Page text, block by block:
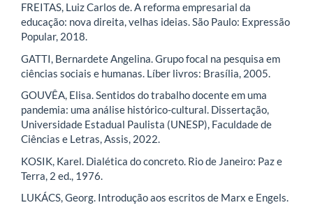
FREITAS, Luiz Carlos de. A reforma empresarial da
educação: nova direita, velhas ideias. São Paulo: Expressão
Popular, 2018.
GATTI, Bernardete Angelina. Grupo focal na pesquisa em
ciências sociais e humanas. Líber livros: Brasília, 2005.
GOUVÊA, Elisa. Sentidos do trabalho docente em uma
pandemia: uma análise histórico-cultural. Dissertação,
Universidade Estadual Paulista (UNESP), Faculdade de
Ciências e Letras, Assis, 2022.
KOSIK, Karel. Dialética do concreto. Rio de Janeiro: Paz e
Terra, 2 ed., 1976.
LUKÁCS, Georg. Introdução aos escritos de Marx e Engels.